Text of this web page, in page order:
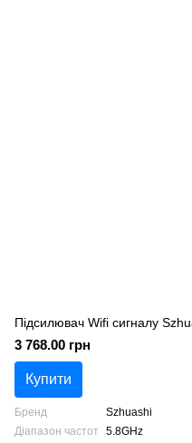
Підсилювач Wifi сигналу
3 768.00 грн
Купити
Бренд
Szhuashi
Діапазон частот
5.8GHz